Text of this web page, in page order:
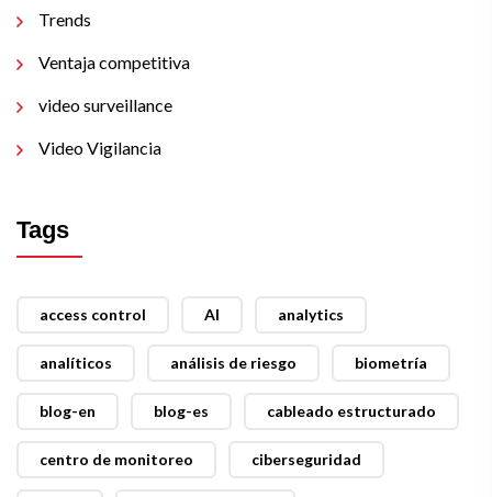
Trends
Ventaja competitiva
video surveillance
Video Vigilancia
Tags
access control AI analytics
analíticos análisis de riesgo biometría
blog-en blog-es cableado estructurado
centro de monitoreo ciberseguridad